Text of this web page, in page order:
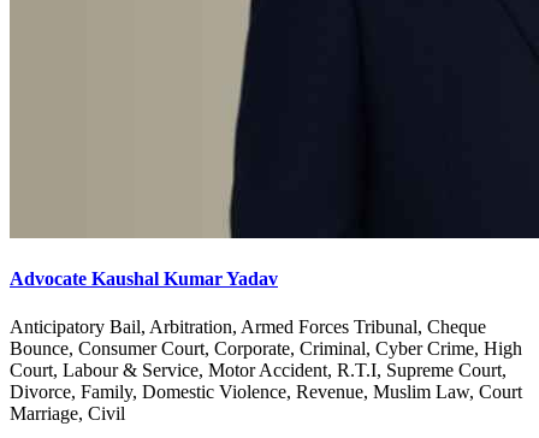
Advocate Kaushal Kumar Yadav
Anticipatory Bail, Arbitration, Armed Forces Tribunal, Cheque
Bounce, Consumer Court, Corporate, Criminal, Cyber Crime, High
Court, Labour & Service, Motor Accident, R.T.I, Supreme Court,
Divorce, Family, Domestic Violence, Revenue, Muslim Law, Court
Marriage, Civil